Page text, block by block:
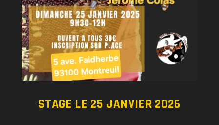
STAGE LE 25 JANVIER 2026